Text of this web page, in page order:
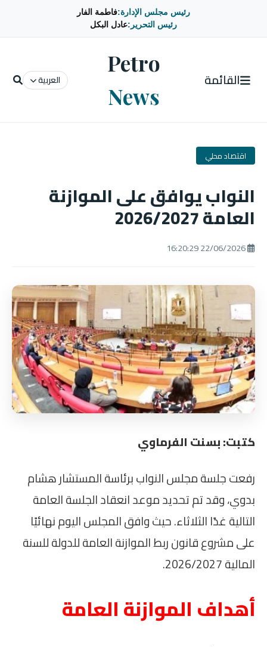
رئيس مجلس الإدارة:فاطمة الفار
رئيس التحرير:عادل البكل
القائمة
Petro
News
العربية
اقتصاد محلي
النواب يوافق على الموازنة
العامة 2026/2027
كتبت: بسنت الفرماوي
رفعت جلسة مجلس النواب برئاسة المستشار هشام
بدوي، وقد تم تحديد موعد انعقاد الجلسة العامة
التالية غدًا الثلاثاء. حيث وافق المجلس اليوم نهائيًا
على مشروع قانون ربط الموازنة العامة للدولة للسنة
المالية 2026/2027.
أهداف الموازنة العامة